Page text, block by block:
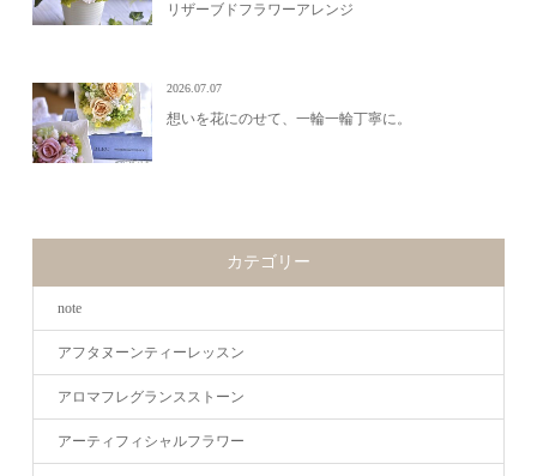
リザーブドフラワーアレンジ
2026.07.07
想いを花にのせて、一輪一輪丁寧に。
カテゴリー
note
アフタヌーンティーレッスン
アロマフレグランスストーン
アーティフィシャルフラワー